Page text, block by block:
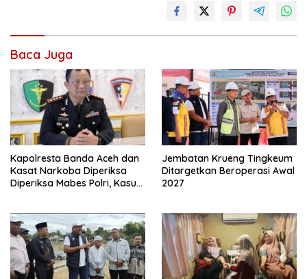
Baca Juga
Kapolresta Banda Aceh dan
Kasat Narkoba Diperiksa
Diperiksa Mabes Polri, Kasus
Jembatan Krueng Tingkeum
Ditargetkan Beroperasi Awal
2027